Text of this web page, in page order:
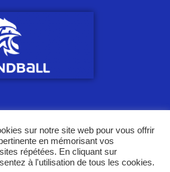
Nord de Handball| Propulsé par
Thème WordPress
sur notre site web pour vous offrir
en mémorisant vos
répétées. En cliquant sur
à l'utilisation de tous les cookies.